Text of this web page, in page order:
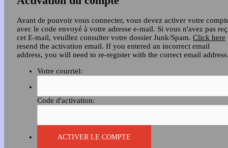
Avant de pouvoir vous connecter, vous devez activer votre
avec le code envoyé à votre adresse e-mail. Si vous n'avez pas
cet E-mail, veuillez consulter votre dossier Junk/Spam. Click here
resend the activation email. If you entered an incorrect email
address, you will need to re-register with the correct email
Votre courriel:
Code d'activation: